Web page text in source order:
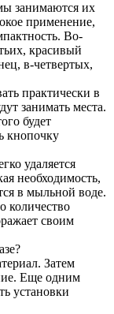
занимаются их
применение,
Во-
красивый
в-четвертых,
практически в
занимать места.
будет
кнопочку
удаляется
необходимость,
в мыльной воде.
количество
своим
Затем
Еще одним
установки